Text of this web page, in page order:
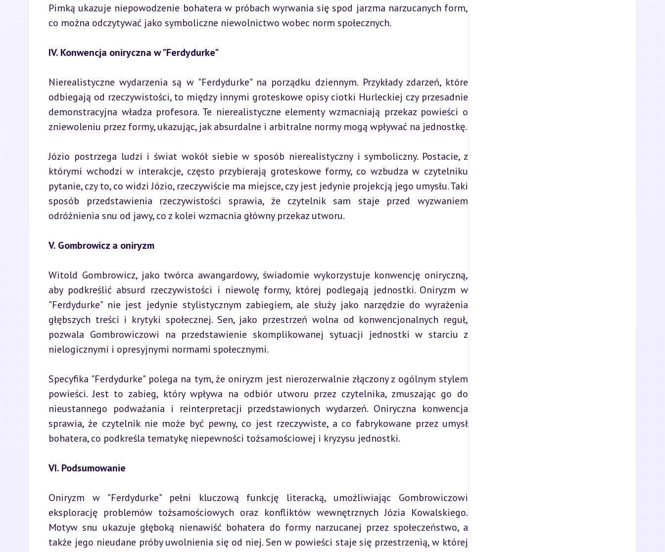
Pimką ukazuje niepowodzenie bohatera w próbach wyrwania się spod jarzma narzucanych form,
co można odczytywać jako symboliczne niewolnictwo wobec norm społecznych.
IV. Konwencja oniryczna w "Ferdydurke"
Nierealistyczne wydarzenia są w "Ferdydurke" na porządku dziennym. Przykłady zdarzeń, które
odbiegają od rzeczywistości, to między innymi groteskowe opisy ciotki Hurleckiej czy przesadnie
demonstracyjna władza profesora. Te nierealistyczne elementy wzmacniają przekaz powieści o
zniewoleniu przez formy, ukazując, jak absurdalne i arbitralne normy mogą wpływać na jednostkę.
Józio postrzega ludzi i świat wokół siebie w sposób nierealistyczny i symboliczny. Postacie, z
którymi wchodzi w interakcje, często przybierają groteskowe formy, co wzbudza w czytelniku
pytanie, czy to, co widzi Józio, rzeczywiście ma miejsce, czy jest jedynie projekcją jego umysłu. Taki
sposób przedstawienia rzeczywistości sprawia, że czytelnik sam staje przed wyzwaniem
odróżnienia snu od jawy, co z kolei wzmacnia główny przekaz utworu.
V. Gombrowicz a oniryzm
Witold Gombrowicz, jako twórca awangardowy, świadomie wykorzystuje konwencję oniryczną,
aby podkreślić absurd rzeczywistości i niewolę formy, której podlegają jednostki. Oniryzm w
"Ferdydurke" nie jest jedynie stylistycznym zabiegiem, ale służy jako narzędzie do wyrażenia
głębszych treści i krytyki społecznej. Sen, jako przestrzeń wolna od konwencjonalnych reguł,
pozwala Gombrowiczowi na przedstawienie skomplikowanej sytuacji jednostki w starciu z
nielogicznymi i opresyjnymi normami społecznymi.
Specyfika "Ferdydurke" polega na tym, że oniryzm jest nierozerwalnie złączony z ogólnym stylem
powieści. Jest to zabieg, który wpływa na odbiór utworu przez czytelnika, zmuszając go do
nieustannego podważania i reinterpretacji przedstawionych wydarzeń. Oniryczna konwencja
sprawia, że czytelnik nie może być pewny, co jest rzeczywiste, a co fabrykowane przez umysł
bohatera, co podkreśla tematykę niepewności tożsamościowej i kryzysu jednostki.
VI. Podsumowanie
Oniryzm w "Ferdydurke" pełni kluczową funkcję literacką, umożliwiając Gombrowiczowi
eksplorację problemów tożsamościowych oraz konfliktów wewnętrznych Józia Kowalskiego.
Motyw snu ukazuje głęboką nienawiść bohatera do formy narzucanej przez społeczeństwo, a
także jego nieudane próby uwolnienia się od niej. Sen w powieści staje się przestrzenią, w której